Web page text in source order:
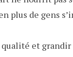
plus de gens
et